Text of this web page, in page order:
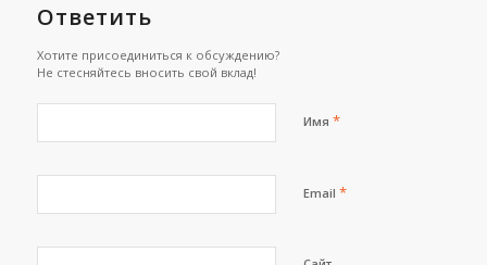
Ответить
Хотите присоединиться к обсуждению?
Не стесняйтесь вносить свой вклад!
Имя *
Email *